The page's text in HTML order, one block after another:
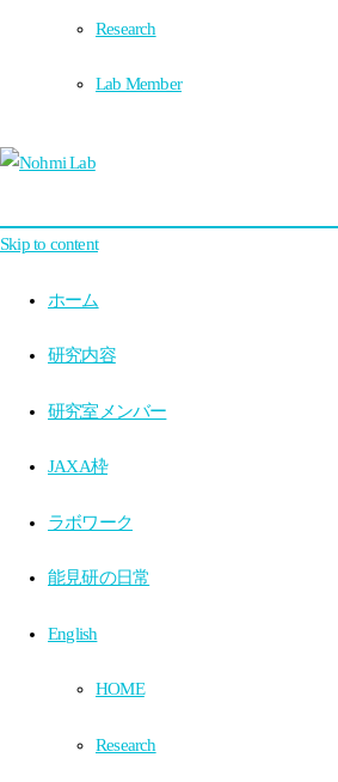
Research
Lab Member
Skip to content
ホーム
研究内容
研究室メンバー
JAXA枠
ラボワーク
能見研の日常
English
HOME
Research